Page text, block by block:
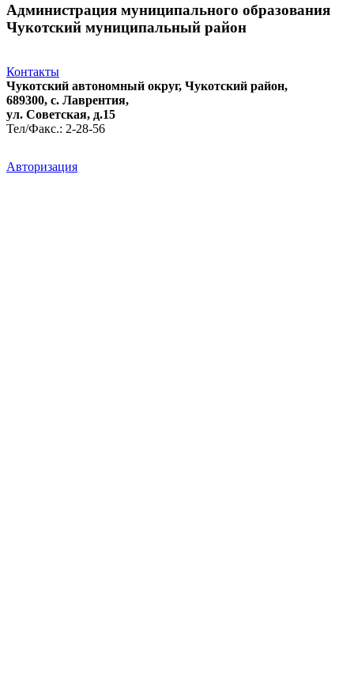
Администрация муниципального образования
Чукотский муниципальный район
Контакты
Чукотский автономный округ, Чукотский район,
689300, с. Лаврентия,
ул. Советская, д.15
Тел/Факс.: 2-28-56
Авторизация